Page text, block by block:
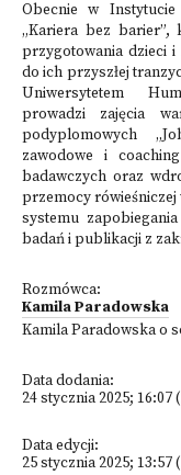
Obecnie w
„Kariera bez
przygotowania dzieci i
do ich przyszłej
Uniwersytetem
prowadzi zajęcia
podyplomowych
zawodowe i
badawczych oraz
przemocy rówieśniczej
systemu
badań i publikacji z
Rozmówca:
Kamila Paradowska
Kamila Paradowska o
Data dodania:
24 stycznia 2025; 16:07
Data edycji:
25 stycznia 2025;